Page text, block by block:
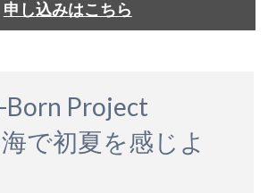
申し込みはこちら
Born Project
で初夏を感じよ